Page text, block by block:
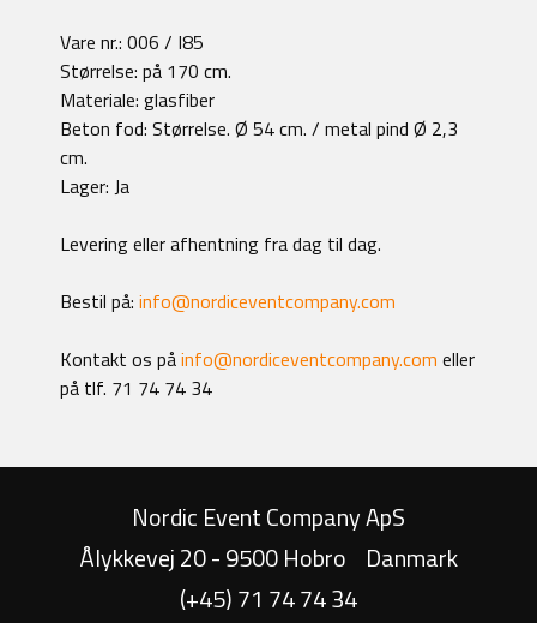
Vare nr.: 006 / I85
Størrelse: på 170 cm.
Materiale: glasfiber
Beton fod: Størrelse. Ø 54 cm. / metal pind Ø 2,3
cm.
Lager: Ja
Levering eller afhentning fra dag til dag.
Bestil på: info@nordiceventcompany.com
Kontakt os påinfo@nordiceventcompany.com eller
på tlf. 71 74 74 34
Nordic Event Company ApS
Ålykkevej 20 - 9500 Hobro
Danmark
(+45) 71 74 74 34